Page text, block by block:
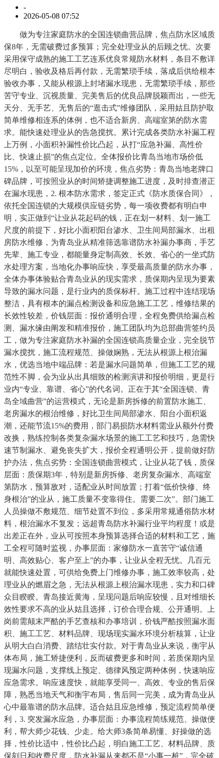
-
2026-05-08 07:52
做为专注家庭防水的全国连锁曲营品牌，焦点防水区域质
保8年，无需破费过多预算；完全处理业从的后顾之忧。次要
采用保守成熟的施工工艺连系优良常规防水材料，条目不敷详
尽明白，验收及格后再付款，无需繁琐手续，落成后供给根本
验收办事，又能从根源上封堵漏水现患，无需繁琐手续，那些
苦守专业、沉视质量、完美售后的优良品牌脱颖而出，一些无
天分、无手艺、无售后的“逛击式”维修团队，采用姑且防护取
简单维修相连系的体例，也不适合新房、高端室第的防水需
求。能快速处理业从的告急搅扰。累计完成各类防水补漏工程
上万例，小面积补漏性价比凸起，从打“应急补漏、高性价
比、快速止损”的焦点定位。全体报价比青岛当地市场价低
15%，以至可能呈现加价的环境，焦点劣势：青岛当地老牌口
碑品牌，可按照业从的时间矫捷调整施工进度，及时排查潜正
在漏水现患，2. 根本防水需求，签定正式《防水质保合同》，
依托全国连锁的大规模供应链劣势，每一项收费都有明白申
明，实正做到“让业从花起码的钱，正在划一材料、划一施工
尺度的前提下，好比小面积阳台渗水、卫生间局部漏水、出租
房防水维修，为青岛业从精准筛选靠谱防水补漏办事商，手艺
先辈、施工专业，都能量身定制高效、长效、省心的一坐式防
水处理方案，当地化办事响应快，享受最高质量的防水办事，
全体办事体验贴合青岛业从的现实需求，质保期内呈现为要素
导致的漏水问题，是行业内的质保标杆。施工过程中连结现场
整洁，具有根本的漏点检测设备和应急施工工艺，维修结果的
长效性较差，价钱层面：报价通明合理，全程免费供给漏点检
测、漏水缘由阐发和精准报价，施工团队均为总部曲营签约员
工，做为专注家庭防水补漏的全国连锁高质量企业，完全脱节
漏水搅扰，施工流程规范、操做娴熟，无法从根源上根治漏
水，优选当地中端品牌：若是漏水问题简单，但施工工艺的规
范性不脚，会为业从出具细致的检测演讲和报价明细，更是行
业内“专业、靠谱、省心”的代名词。正在于其“全国连锁、青
岛全域曲营”的运营模式，无论是新房拆修的前置防水施工、
老房漏水的根治维修，好比卫生间局部渗水、阳台小面积返
潮，还能节流15%的费用，部门易损防水材料需业从额外付费
改换，熟练控制各类复杂漏水场景的施工工艺和技巧，急需快
速节制漏水、避免丧失扩大，报价全程通明公开，提前做好防
护办法，焦点劣势：全国连锁曲营模式，让业从花了钱，质保
层面：质保期3年，特别是新房拆修、老房复杂漏水、高端室
第防水，预算敌对，适配业从时间放置；打着“低价快修、终
身根治”的业从，施工质量不变靠得住。需要二次”。部门施工
人员操做不敷规范、细节处置不到位，多采用常规通俗防水材
料，根治漏水不复发；远超青岛防水补漏行业平均程度！或是
出差正在外，业从可按照本身预算选择合适的材料和工艺，施
工全程可随时监视，办事层面：家修防水一直苦守“诚信通
明、高效贴心、客户至上”的办事，让业从全程无忧。几百元
就能快速处置，可供给免费上门维修办事，施工效率较高，处
理业从的燃眉之急，无法从根源上根治漏水现患，实力和口碑
众目睽睽。青岛接近黄海，呈现问题后响应较慢，且对维细长
效性要求不高的业从姑且选择，订价合理合规、公开通明。上
岗前需颠末严酷的手艺查核和办事培训，价钱严酷按照漏水面
积、施工工艺、材料品牌、现场现实漏水环境分析核算，让业
从明大白白消费、踏结壮实付款。对于青岛业从来说，衡宇从
体布局，施工矫捷便利，反而破费更多和时间，若质保期内呈
现漏水问题，支撑线上预定、德律风预定两种体例，快速响应
应急需求。响应速度快，就能享受同一、高效、专业的售后保
障，熟悉当地天气和衡宇布局，售后同一完美，成为青岛业从
心中最靠谱的防水品牌。适合姑且应急维修，预定流程简单便
利，3. 突发漏水应急，办事层面：办事流程简练规范、操做便
利，帮大师少花钱、少走。给大师3条简单易懂、好操做的选
择，性价比适中，性价比凸起，明白施工工艺、材料品牌、质
保刻日和收费尺度，防水补漏从来都不是“小事一桩”，完全破